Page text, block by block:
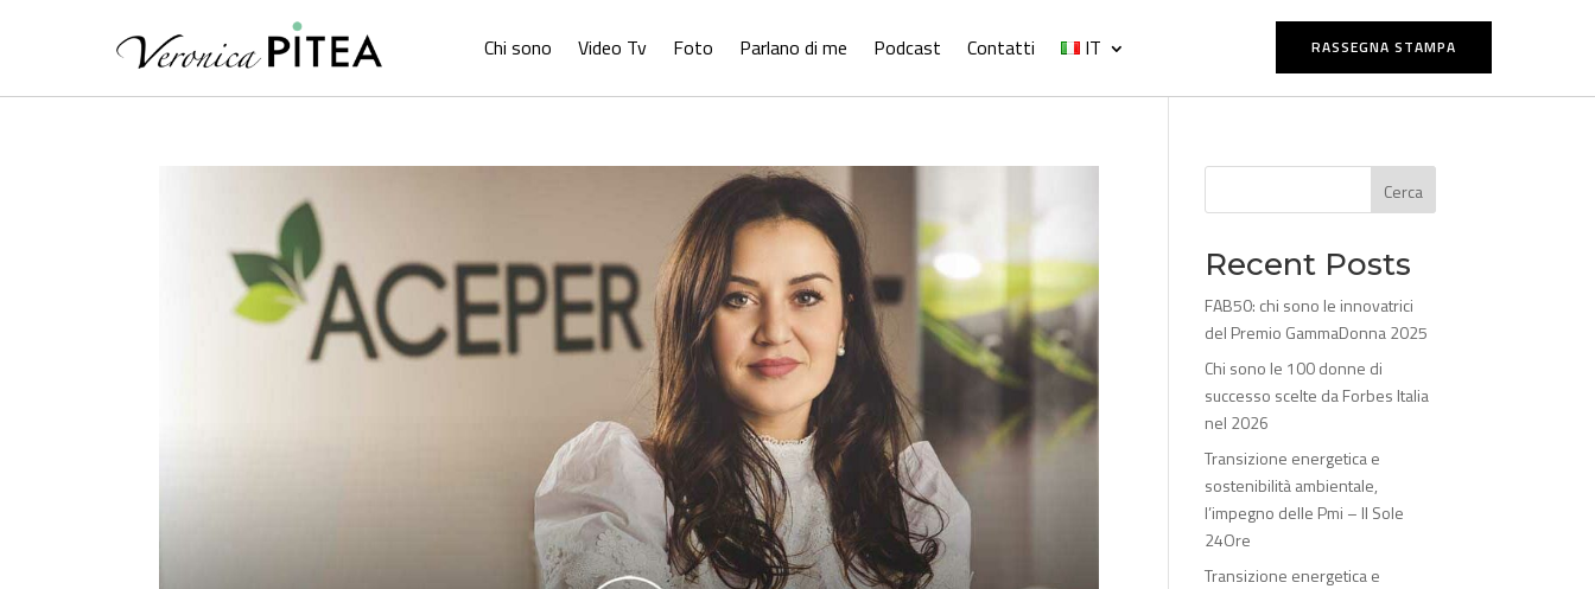
Chi sono Video Tv Foto Parlano di me Podcast Contatti IT RASSEGNA STAMPA
Cerca
Recent Posts
FAB50: chi sono le innovatrici
del Premio GammaDonna 2025
Chi sono le 100 donne di
successo scelte da Forbes Italia
nel 2026
Transizione energetica e
sostenibilità ambientale,
l’impegno delle Pmi – Il Sole
24Ore
Transizione energetica e